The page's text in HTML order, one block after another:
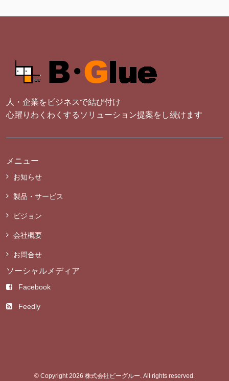
人・企業をビジネスで結び付け
心躍りわくわくするソリューション提案をし続けます
メニュー
お知らせ
製品・サービス
ビジョン
会社概要
お問合せ
ソーシャルメディア
Facebook
Feedly
© Copyright 2026 株式会社ビーグルー. All rights reserved.